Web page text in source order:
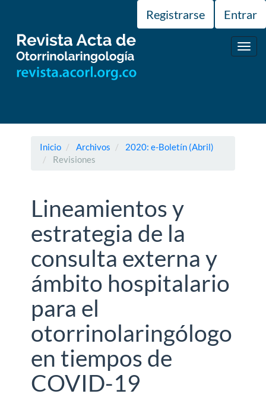
principal
Barra
lateral
Registrarse Entrar
Inicio Archivos
2020: e-Boletín (Abril)
Revisiones
Lineamientos y
estrategia de la
consulta externa y
ámbito hospitalario
para el
otorrinolaringólogo
en tiempos de
COVID-19